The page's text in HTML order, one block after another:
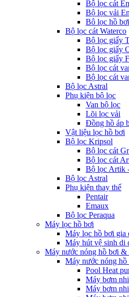
Bộ lọc cát
Bộ lọc vải
Bô lọc hồ
Bộ lọc cát Waterco
Bộ lọc giấy
Bộ lọc giấy
Bộ lọc giấy
Bộ lọc cát
Bộ lọc cát
Bộ lọc Astral
Phụ kiện bộ lọc
Van bộ lọc
Lõi lọc vải
Đồng hồ áp
Vật liệu lọc hồ bơi
Bộ lọc Kripsol
Bộ lọc cát
Bộ lọc cát
Bộ lọc Artik
Bộ lọc Astral
Phụ kiện thay thế
Pentair
Emaux
Bộ lọc Peraqua
Máy lọc hồ bơi
Máy lọc hồ bơi gia
Máy hút vệ sinh di
Máy nước nóng hồ bơi &
Máy nước nóng hồ
Pool Heat
Máy bơm
Máy bơm